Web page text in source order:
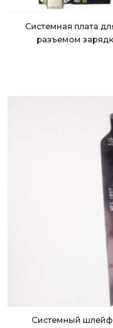
Системная плата
разъемом
Системный